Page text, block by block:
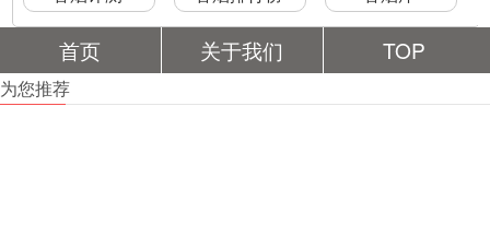
首页 关于我们 TOP
为您推荐